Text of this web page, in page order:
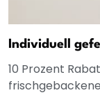
Individuell
10 Prozent